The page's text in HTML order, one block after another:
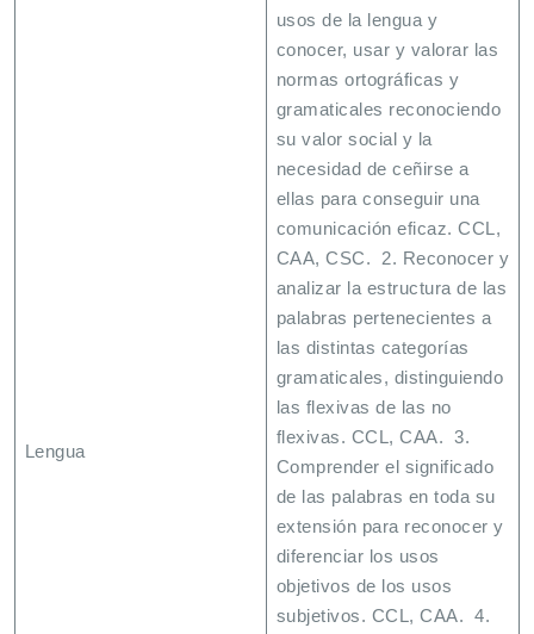
Lengua
usos de la lengua y
conocer, usar y valorar las
normas ortográficas y
gramaticales reconociendo
su valor social y la
necesidad de ceñirse a
ellas para conseguir una
comunicación eficaz. CCL,
CAA, CSC. 2. Reconocer y
analizar la estructura de las
palabras pertenecientes a
las distintas categorías
gramaticales, distinguiendo
las flexivas de las no
flexivas. CCL, CAA. 3.
Comprender el significado
de las palabras en toda su
extensión para reconocer y
diferenciar los usos
objetivos de los usos
subjetivos. CCL, CAA. 4.